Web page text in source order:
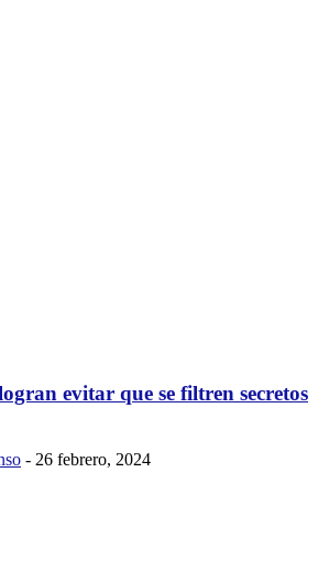
evitar que se filtren secretos
- 26 febrero, 2024